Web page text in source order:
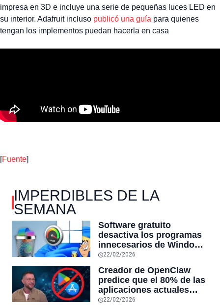
impresa en 3D e incluye una serie de pequeñas luces LED en
su interior. Adafruit incluso publicó una guía para quienes
tengan los implementos puedan hacerla en casa
[Fuente]
IMPERDIBLES DE LA
SEMANA
Software gratuito
desactiva los programas
innecesarios de Windows
11 y optimiza el PC,
RAM y mucho más
22/02/2026
Creador de OpenClaw
predice que el 80% de las
aplicaciones actuales
desaparecerán en el
22/02/2026